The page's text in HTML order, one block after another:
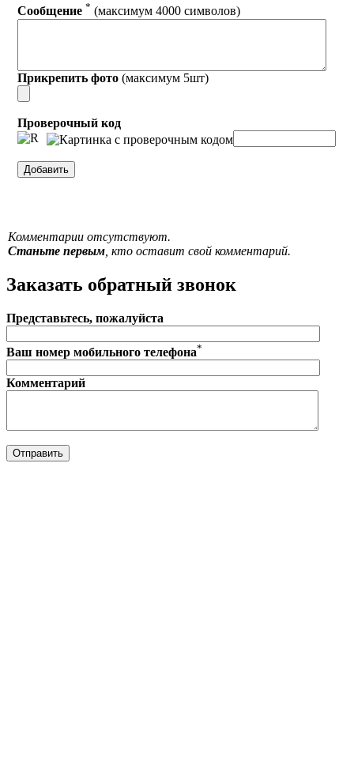
Сообщение * (максимум 4000 символов)
Прикрепить фото (максимум 5шт)
Проверочный код
Комментарии отсутствуют.
Станьте первым, кто оставит свой комментарий.
Заказать обратный звонок
Представьтесь, пожалуйста
Ваш номер мобильного телефона*
Комментарий